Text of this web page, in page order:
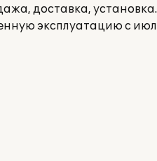
доставка,
эксплуатацию с